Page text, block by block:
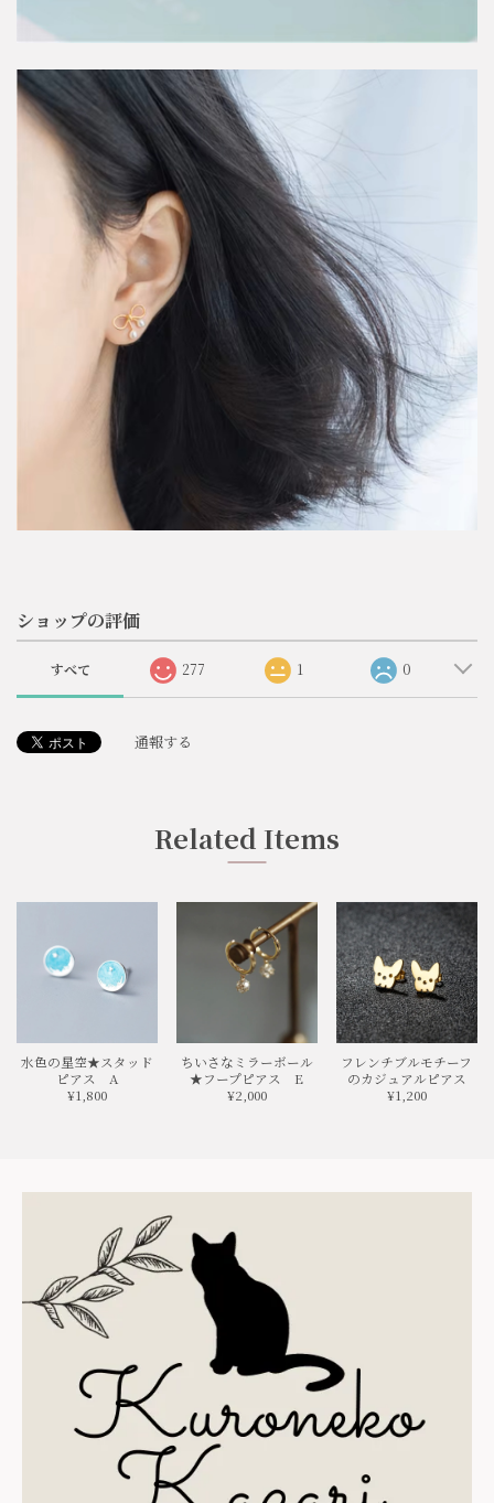
ショップの評価
すべて 277 1 0
通報する
Related Items
水色の星空★スタッド
ピアス A
¥1,800
ちいさなミラーボール
★フープピアス E
¥2,000
フレンチブルモチーフ
のカジュアルピアス
¥1,200